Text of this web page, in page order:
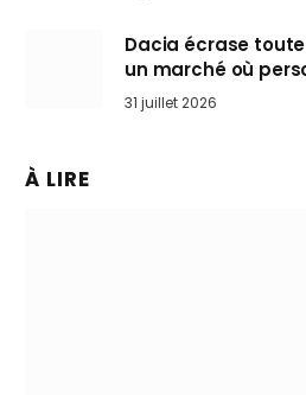
Dacia écrase
un marché où
31 juillet 2026
À LIRE